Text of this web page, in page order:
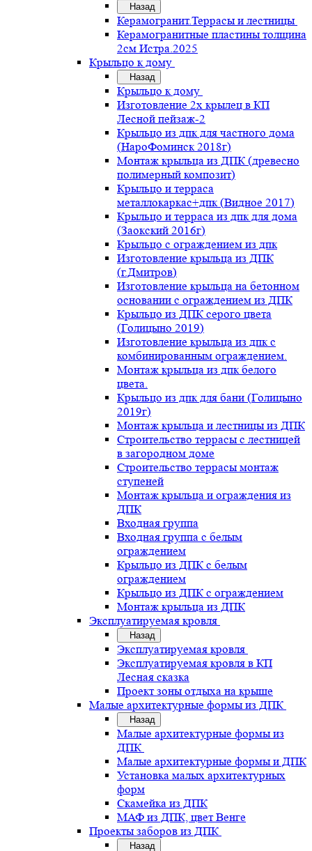
Назад
Керамогранит.Террасы и лестницы
Керамогранитные пластины толщина
2см Истра.2025
Крыльцо к дому
Назад
Крыльцо к дому
Изготовление 2х крылец в КП
Лесной пейзаж-2
Крыльцо из дпк для частного дома
(НароФоминск 2018г)
Монтаж крыльца из ДПК (древесно
полимерный композит)
Крыльцо и терраса
металлокаркас+дпк (Видное 2017)
Крыльцо и терраса из дпк для дома
(Заокский 2016г)
Крыльцо с ограждением из дпк
Изготовление крыльца из ДПК
(г.Дмитров)
Изготовление крыльца на бетонном
основании с ограждением из ДПК
Крыльцо из ДПК серого цвета
(Голицыно 2019)
Изготовление крыльца из дпк с
комбинированным ограждением.
Монтаж крыльца из дпк белого
цвета.
Крыльцо из дпк для бани (Голицыно
2019г)
Монтаж крыльца и лестницы из ДПК
Строительство террасы с лестницей
в загородном доме
Строительство террасы монтаж
ступеней
Монтаж крыльца и ограждения из
ДПК
Входная группа
Входная группа с белым
ограждением
Крыльцо из ДПК с белым
ограждением
Крыльцо из ДПК с ограждением
Монтаж крыльца из ДПК
Эксплуатируемая кровля
Назад
Эксплуатируемая кровля
Эксплуатируемая кровля в КП
Лесная сказка
Проект зоны отдыха на крыше
Малые архитектурные формы из ДПК
Назад
Малые архитектурные формы из
ДПК
Малые архитектурные формы и ДПК
Установка малых архитектурных
форм
Скамейка из ДПК
МАФ из ДПК, цвет Венге
Проекты заборов из ДПК
Назад